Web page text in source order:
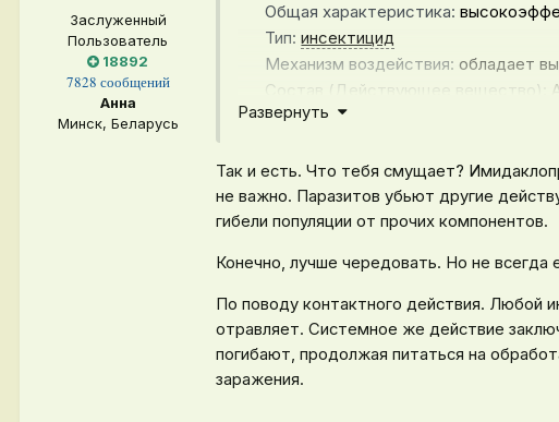
Заслуженный
Пользователь
18892
7828 сообщений
Анна
Минск, Беларусь
Общая характеристика:
Тип: инсектицид
Механизм воздействия: обладает
Состав (Действующее вещество)
Клотианидин 50 г/л
Развернуть
Так и есть. Что тебя смущает?
не важно. Паразитов убьют другие
гибели популяции от прочих компонентов.
Конечно, лучше чередовать. Но не всегда
По поводу контактного действия. Любой
отравляет. Системное же действие
погибают, продолжая питаться на
заражения.